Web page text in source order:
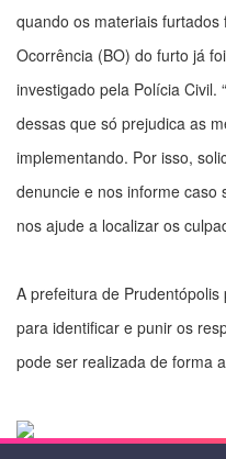
quando os materiais
Ocorrência (BO) do furto já
investigado pela Polícia Civil.
dessas que só prejudica as
implementando. Por isso,
denuncie e nos informe caso
nos ajude a localizar os
A prefeitura de
para identificar e punir os
pode ser realizada de forma